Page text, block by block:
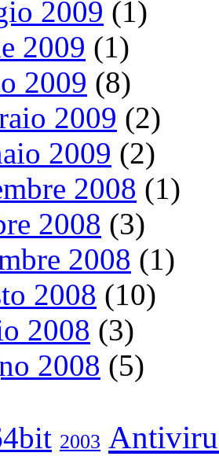
2009 (1)
2009 (1)
2009 (8)
2009 (2)
2009 (2)
2008 (1)
2008 (3)
2008 (1)
2008 (10)
2008 (3)
2008 (5)
2003